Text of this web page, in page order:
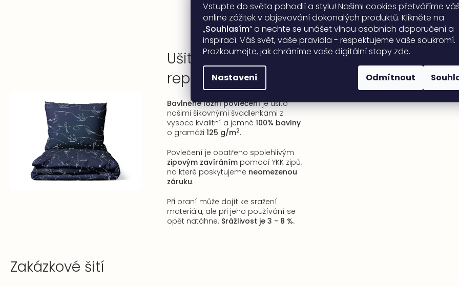
Vstupte do světa pohodlí a stylu! Našimi cookies přetváříme
online zážitek v objevování dokonalých produktů. Klikněte na
„Souhlasím“ a nechte se unášet vlnou osobních doporučení a
inspirací. Váš svět, vaše pravidla - respektujeme vaše soukromí.
Prozkoumejte, jak chráníme vaše digitální stopy zde.
Nastavení Odmítnout
Ušito v České
republice
Bavlněné ložní povlečeníje ušito
našimi šikovnými švadlenkami z
vysoce kvalitní a jemné 100% bavlny
o gramáži 125 g/m2.
Povlečení je opatřeno spolehlivým
zipovým zavíráním pomocí YKK zipů,
na které poskytujeme neomezenou
záruku.
Při praní může dojít ke sražení
materiálu, ale při jeho používání se
opět natáhne. Srážlivost je 3 - 8 %.
Zakázkové šití